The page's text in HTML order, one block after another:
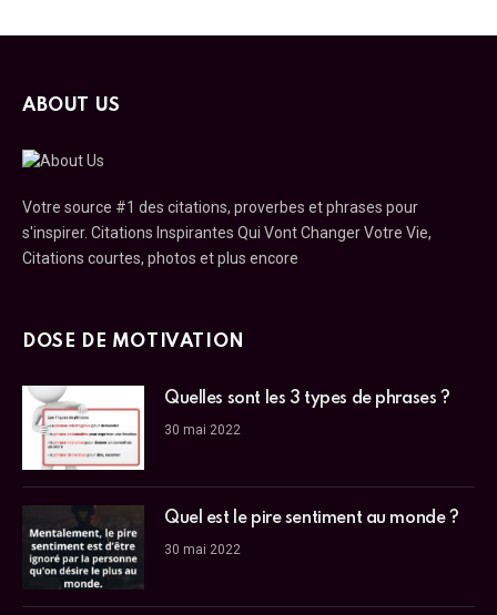
ABOUT US
Votre source #1 des citations, proverbes et phrases pour
s'inspirer. Citations Inspirantes Qui Vont Changer Votre Vie,
Citations courtes, photos et plus encore
DOSE DE MOTIVATION
Quelles sont les 3 types de phrases ?
30 mai 2022
Quel est le pire sentiment au monde ?
30 mai 2022